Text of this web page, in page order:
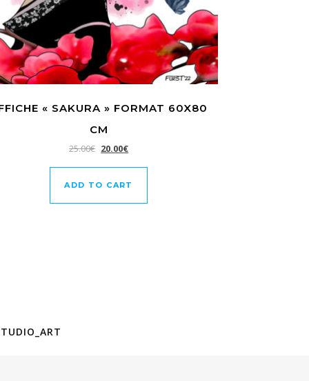
« SAKURA » FORMAT 60X80
CM
25.00€ 20.00€
ADD TO CART